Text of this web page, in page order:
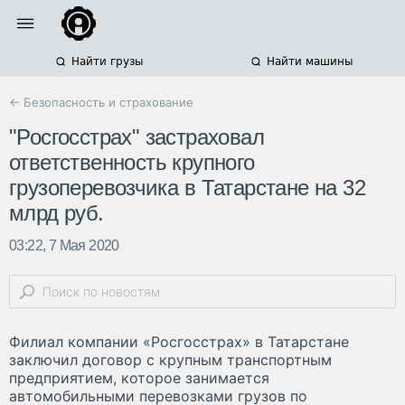
Найти грузы Найти машины
← Безопасность и страхование
"Росгосстрах" застраховал
ответственность крупного
грузоперевозчика в Татарстане на 32
млрд руб.
03:22, 7 Мая 2020
Филиал компании «Росгосстрах» в Татарстане
заключил договор с крупным транспортным
предприятием, которое занимается
автомобильными перевозками грузов по